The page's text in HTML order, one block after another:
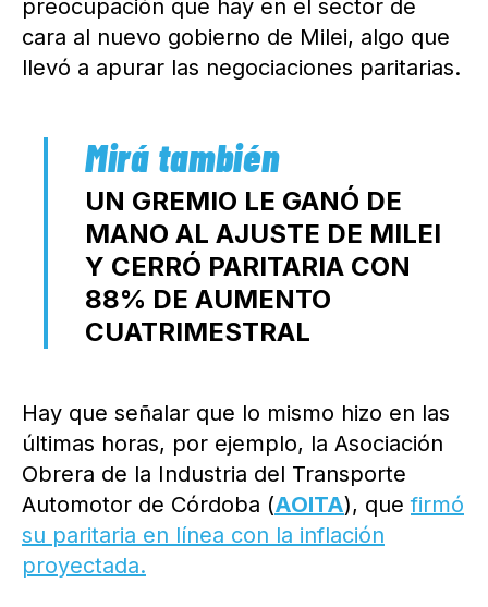
preocupación que hay en el sector de
cara al nuevo gobierno de Milei, algo que
llevó a apurar las negociaciones paritarias.
UN GREMIO LE GANÓ DE
MANO AL AJUSTE DE MILEI
Y CERRÓ PARITARIA CON
88% DE AUMENTO
CUATRIMESTRAL
Hay que señalar que lo mismo hizo en las
últimas horas, por ejemplo, la Asociación
Obrera de la Industria del Transporte
Automotor de Córdoba (AOITA), quefirmó
su paritaria en línea con la inflación
proyectada.